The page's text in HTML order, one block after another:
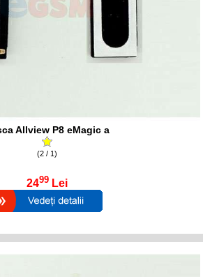
Allview P8 eMagic a
(2 / 1)
2499 Lei